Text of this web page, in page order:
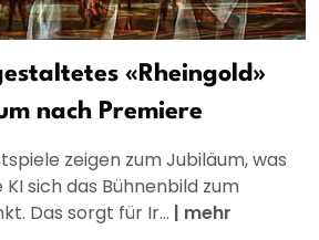
«Rheingold»
nach Premiere
zeigen zum Jubiläum, was
sich das Bühnenbild zum
Das sorgt für Ir... | mehr